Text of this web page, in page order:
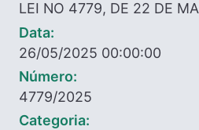
LEI NO 4779, DE 22 DE
Data:
26/05/2025 00:00:00
Número:
4779/2025
Categoria: